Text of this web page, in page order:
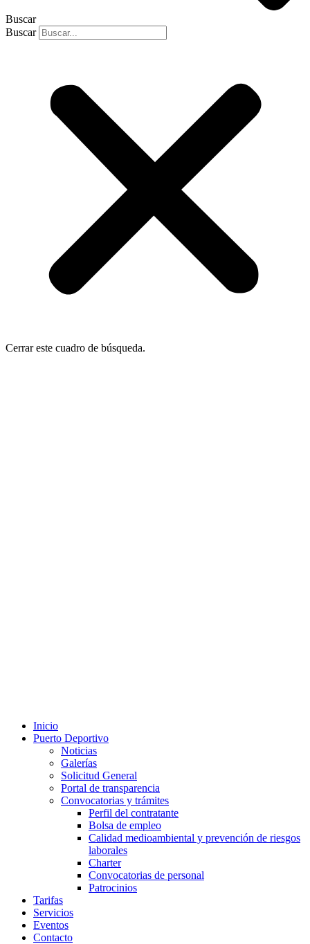
Buscar
Buscar
Cerrar este cuadro de búsqueda.
Inicio
Puerto Deportivo
Noticias
Galerías
Solicitud General
Portal de transparencia
Convocatorias y trámites
Perfil del contratante
Bolsa de empleo
Calidad medioambiental y prevención de riesgos
laborales
Charter
Convocatorias de personal
Patrocinios
Tarifas
Servicios
Eventos
Contacto